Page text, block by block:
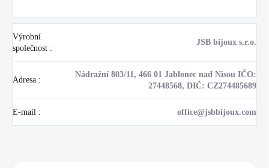
Výrobní
společnost :
JSB bijoux s.r.o.
Adresa :
Nádražní 803/11, 466 01 Jablonec nad Nisou IČO:
27448568, DIČ: CZ274485689
E-mail : office@jsbbijoux.com